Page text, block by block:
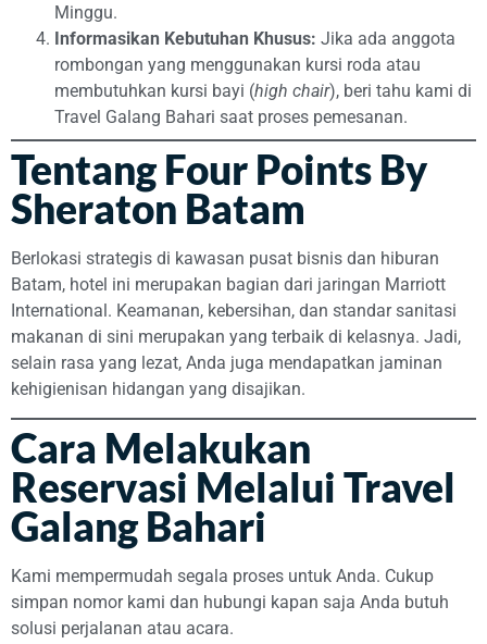
Minggu.
Informasikan Kebutuhan Khusus: Jika ada anggota
rombongan yang menggunakan kursi roda atau
membutuhkan kursi bayi (high chair), beri tahu kami di
Travel Galang Bahari saat proses pemesanan.
Tentang Four Points By
Sheraton Batam
Berlokasi strategis di kawasan pusat bisnis dan hiburan
Batam, hotel ini merupakan bagian dari jaringan Marriott
International. Keamanan, kebersihan, dan standar sanitasi
makanan di sini merupakan yang terbaik di kelasnya. Jadi,
selain rasa yang lezat, Anda juga mendapatkan jaminan
kehigienisan hidangan yang disajikan.
Cara Melakukan
Reservasi Melalui Travel
Galang Bahari
Kami mempermudah segala proses untuk Anda. Cukup
simpan nomor kami dan hubungi kapan saja Anda butuh
solusi perjalanan atau acara.